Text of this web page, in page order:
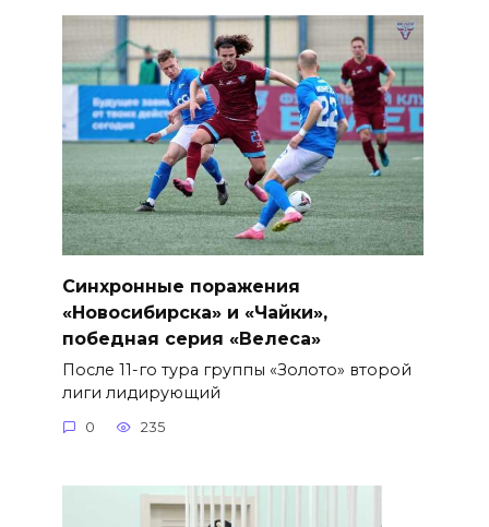
Синхронные поражения
«Новосибирска» и «Чайки»,
победная серия «Велеса»
После 11-го тура группы «Золото» второй
лиги лидирующий
0 235